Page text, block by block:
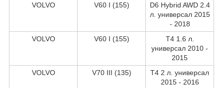
VOLVO
V60 I (155)
D6 Hybrid AWD 2.4
л. универсал 2015
- 2018
VOLVO
V60 I (155)
T4 1.6 л.
универсал 2010 -
2015
VOLVO
V70 III (135)
T4 2 л. универсал
2015 - 2016